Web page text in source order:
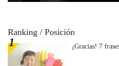
Ranking / Posición
¡Gracias! 7